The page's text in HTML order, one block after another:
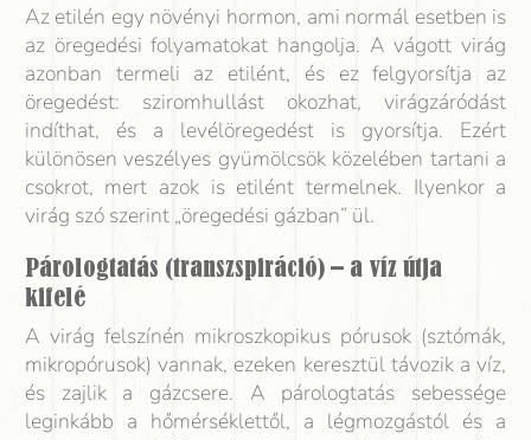
Az etilén egy növényi hormon, ami normál esetben is
az öregedési folyamatokat hangolja. A vágott virág
azonban termeli az etilént, és ez felgyorsítja az
öregedést: sziromhullást okozhat, virágzáródást
indíthat, és a levélöregedést is gyorsítja. Ezért
különösen veszélyes gyümölcsök közelében tartani a
csokrot, mert azok is etilént termelnek. Ilyenkor a
virág szó szerint „öregedési gázban” ül.
Párologtatás (transzspiráció) – a víz útja
kifelé
A virág felszínén mikroszkopikus pórusok (sztómák,
mikropórusok) vannak, ezeken keresztül távozik a víz,
és zajlik a gázcsere. A párologtatás sebessége
leginkább a hőmérséklettől, a légmozgástól és a